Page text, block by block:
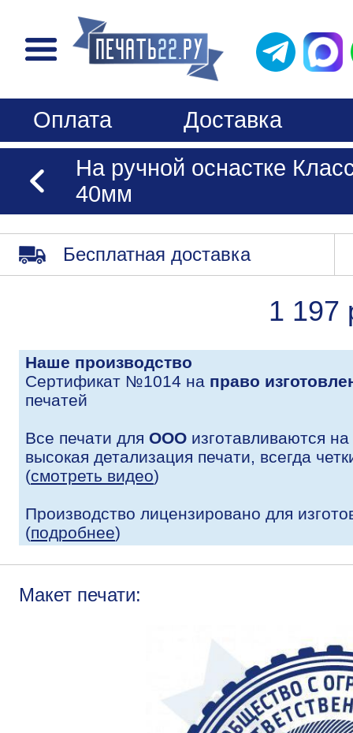
Оплата
Доставка
На ручной оснастке
40мм
Бесплатная доставка
1 197
Наше производство
Сертификат №1014 на право
печатей
Все печати для ООО изготавливаются
высокая детализация печати, всегда
(смотреть видео)
Производство лицензировано для
(подробнее)
Макет печати: